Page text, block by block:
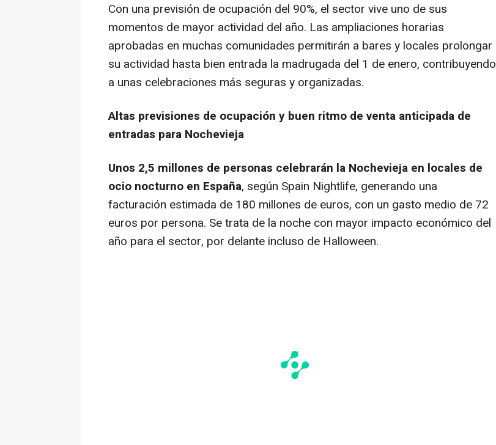
Con una previsión de ocupación del 90%, el sector vive uno de sus
momentos de mayor actividad del año. Las ampliaciones horarias
aprobadas en muchas comunidades permitirán a bares y locales prolongar
su actividad hasta bien entrada la madrugada del 1 de enero, contribuyendo
a unas celebraciones más seguras y organizadas.
Altas previsiones de ocupación y buen ritmo de venta anticipada de
entradas para Nochevieja
Unos 2,5 millones de personas celebrarán la Nochevieja en locales de
ocio nocturno en España, según Spain Nightlife, generando una
facturación estimada de 180 millones de euros, con un gasto medio de 72
euros por persona. Se trata de la noche con mayor impacto económico del
año para el sector, por delante incluso de Halloween.